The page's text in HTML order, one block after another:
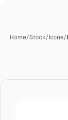
Home/Stock/Icone/